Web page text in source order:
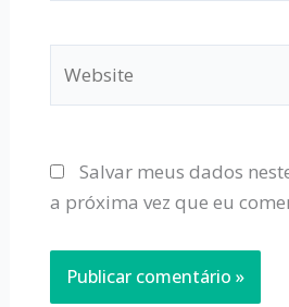
Salvar meus dados
a próxima vez que eu